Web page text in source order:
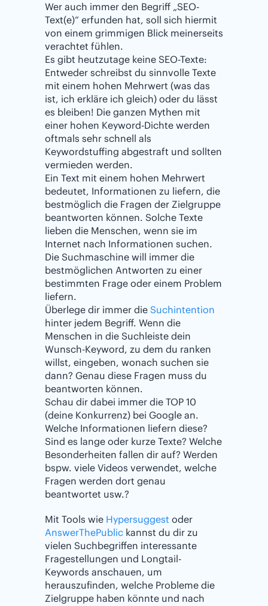
Wer auch immer den Begriff „SEO-
Text(e)“ erfunden hat, soll sich hiermit
von einem grimmigen Blick meinerseits
verachtet fühlen.
Es gibt heutzutage keine SEO-Texte:
Entweder schreibst du sinnvolle Texte
mit einem hohen Mehrwert (was das
ist, ich erkläre ich gleich) oder du lässt
es bleiben! Die ganzen Mythen mit
einer hohen Keyword-Dichte werden
oftmals sehr schnell als
Keywordstuffing abgestraft und sollten
vermieden werden.
Ein Text mit einem hohen Mehrwert
bedeutet, Informationen zu liefern, die
bestmöglich die Fragen der Zielgruppe
beantworten können. Solche Texte
lieben die Menschen, wenn sie im
Internet nach Informationen suchen.
Die Suchmaschine will immer die
bestmöglichen Antworten zu einer
bestimmten Frage oder einem Problem
liefern.
Überlege dir immer die Suchintention
hinter jedem Begriff. Wenn die
Menschen in die Suchleiste dein
Wunsch-Keyword, zu dem du ranken
willst, eingeben, wonach suchen sie
dann? Genau diese Fragen muss du
beantworten können.
Schau dir dabei immer die TOP 10
(deine Konkurrenz) bei Google an.
Welche Informationen liefern diese?
Sind es lange oder kurze Texte? Welche
Besonderheiten fallen dir auf? Werden
bspw. viele Videos verwendet, welche
Fragen werden dort genau
beantwortet usw.?
Mit Tools wie Hypersuggest oder
AnswerThePublic kannst du dir zu
vielen Suchbegriffen interessante
Fragestellungen und Longtail-
Keywords anschauen, um
herauszufinden, welche Probleme die
Zielgruppe haben könnte und nach